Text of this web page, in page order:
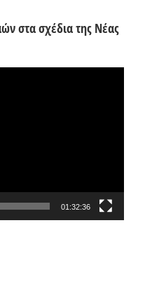
στα σχέδια της Νέας
01:32:36